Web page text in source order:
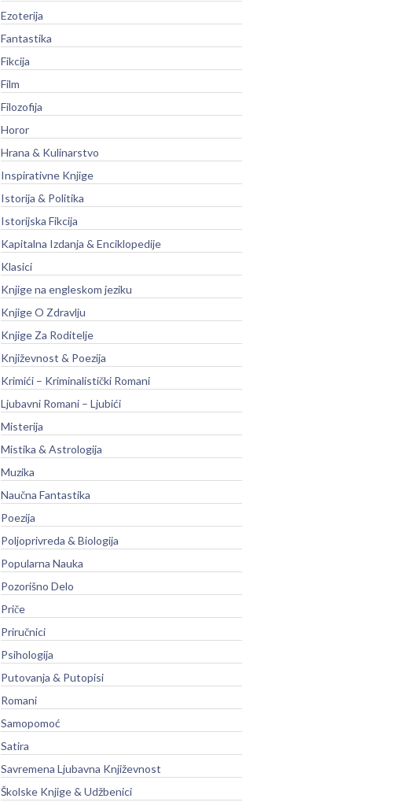
Ezoterija
Fantastika
Fikcija
Film
Filozofija
Horor
Hrana & Kulinarstvo
Inspirativne Knjige
Istorija & Politika
Istorijska Fikcija
Kapitalna Izdanja & Enciklopedije
Klasici
Knjige na engleskom jeziku
Knjige O Zdravlju
Knjige Za Roditelje
Književnost & Poezija
Krimići – Kriminalistički Romani
Ljubavni Romani – Ljubići
Misterija
Mistika & Astrologija
Muzika
Naučna Fantastika
Poezija
Poljoprivreda & Biologija
Popularna Nauka
Pozorišno Delo
Priče
Priručnici
Psihologija
Putovanja & Putopisi
Romani
Samopomoć
Satira
Savremena Ljubavna Književnost
Školske Knjige & Udžbenici